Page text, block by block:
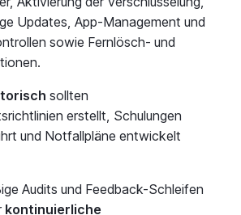
Updates, App-Management und
sowie Fernlösch- und
sollten
erstellt, Schulungen
und Notfallpläne entwickelt
Audits und Feedback-Schleifen
kontinuierliche